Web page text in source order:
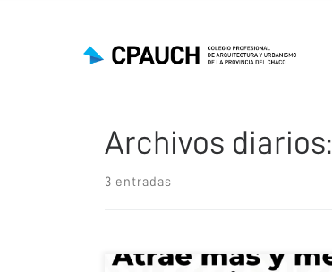
Archivos diarios:
3 entradas